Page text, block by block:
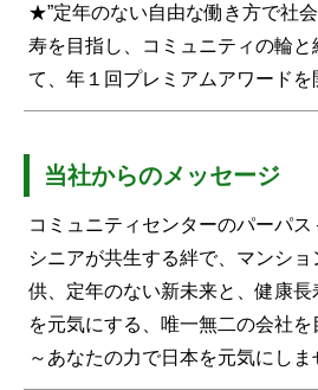
★”定年のない自由な働き方で社
寿を目指し、コミュニティの輪と
て、年１回プレミアムアワードを
当社からのメッセージ
コミュニティセンターのパーパ
シニアが共生する絆で、マンシ
供、定年のない新未来と、健康
を元気にする、唯一無二の会社を
～あなたの力で日本を元気にしま